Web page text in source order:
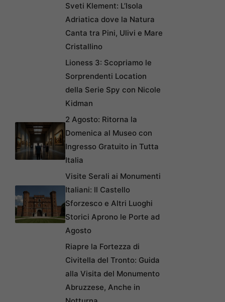
Sveti Klement: L’Isola
Adriatica dove la Natura
Canta tra Pini, Ulivi e Mare
Cristallino
Lioness 3: Scopriamo le
Sorprendenti Location
della Serie Spy con Nicole
Kidman
2 Agosto: Ritorna la
Domenica al Museo con
Ingresso Gratuito in Tutta
Italia
Visite Serali ai Monumenti
Italiani: Il Castello
Sforzesco e Altri Luoghi
Storici Aprono le Porte ad
Agosto
Riapre la Fortezza di
Civitella del Tronto: Guida
alla Visita del Monumento
Abruzzese, Anche in